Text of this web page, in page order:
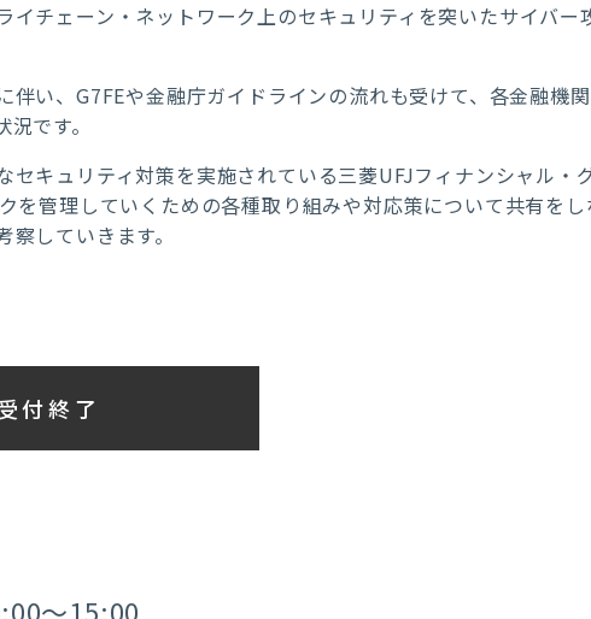
チェーン・ネットワーク上のセキュリティを突いたサイバー
い、G7FEや金融庁ガイドラインの流れも受けて、各金融機
です。
キュリティ対策を実施されている三菱UFJフィナンシャル・
を管理していくための各種取り組みや対応策について共有をし
していきます。
付終了
～15:00